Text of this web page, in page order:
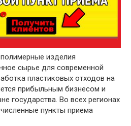
изделия
сырье для современной
пластиковых отходов на
прибыльным бизнесом и
государства. Во всех регионах
пункты приема